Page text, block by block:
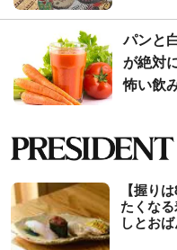
パンと
が絶対
怖い飲
【握り
たくな
しとお